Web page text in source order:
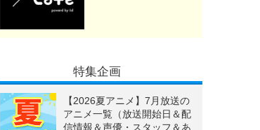
特集企画
【2026夏アニメ】7月放送の
アニメ一覧（放送開始日＆配
信情報＆声優・スタッフ＆あ